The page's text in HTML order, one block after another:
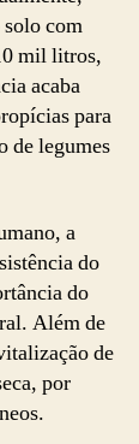
solo com
mil litros,
acaba
para
de legumes
a
do
do
Além de
de
por